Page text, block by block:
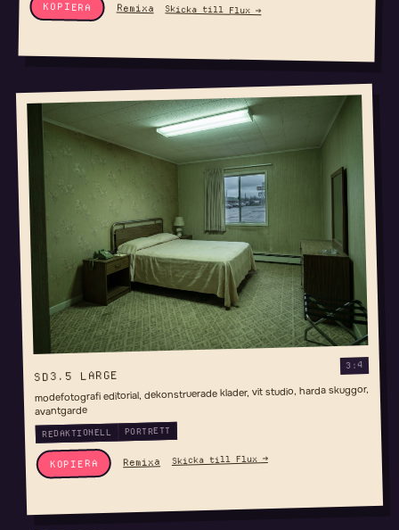
KOPIERA Remixa Skicka till Flux →
SD3.5 LARGE
3:4
modefotografi editorial, dekonstruerade klader, vit studio, harda skuggor,
avantgarde
REDAKTIONELL PORTRETT
KOPIERA Remixa Skicka till Flux →